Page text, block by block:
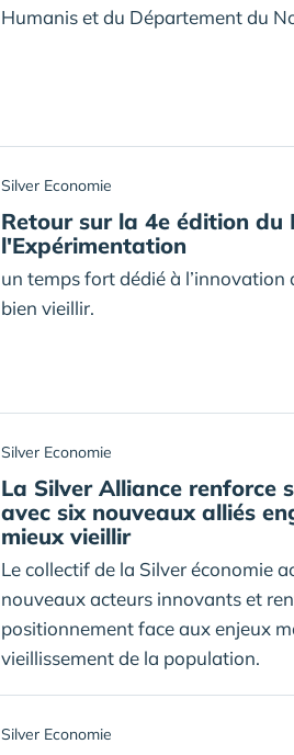
Humanis et du Département du
Silver Economie
Retour sur la 4e édition du
l'Expérimentation
un temps fort dédié à l’innovation
bien vieillir.
Silver Economie
La Silver Alliance renforce
avec six nouveaux alliés
mieux vieillir
Le collectif de la Silver économie
nouveaux acteurs innovants et
positionnement face aux enjeux
vieillissement de la population.
Silver Economie